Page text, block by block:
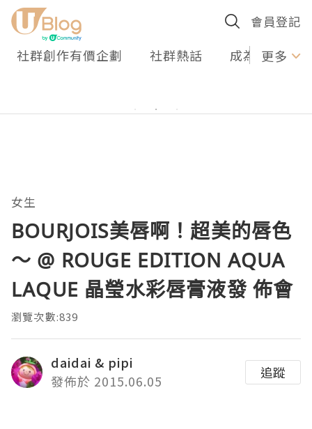
會員登記
社群創作有價企劃 社群熱話 成為U更多
女生
BOURJOIS美唇啊！超美的唇色
～ @ ROUGE EDITION AQUA
LAQUE 晶瑩水彩唇膏液發 佈會
瀏覽次數:839
daidai & pipi
發佈於 2015.06.05
追蹤